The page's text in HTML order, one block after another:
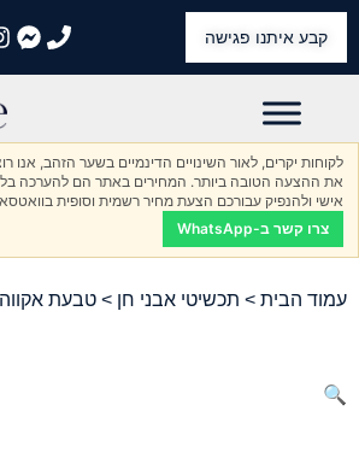
קבע איתנו פגישה
התקשרו
לקוחות יקרים, לאור השינויים הדינמיים בשער הזהב, אנו
את ההצעה הטובה ביותר. המחירים באתר הם להערכה
אישי ולהנפיק עבורכם הצעת מחיר רשמית וסופית
צרו קשר ב-WhatsApp
עמוד הבית > תכשיטי אבני חן > טבעת אקווה
🔍